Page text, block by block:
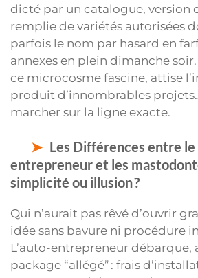
dicté par un catalogue, version
remplie de variétés autorisées
parfois le nom par hasard en
annexes en plein dimanche
ce microcosme fascine, attise
produit d’innombrables
marcher sur la ligne exacte.
Les Différences entre
entrepreneur et les
simplicité ou illusion ?
Qui n’aurait pas rêvé d’ouvrir
idée sans bavure ni procédure
L’auto-entrepreneur débarque,
package “allégé” : frais